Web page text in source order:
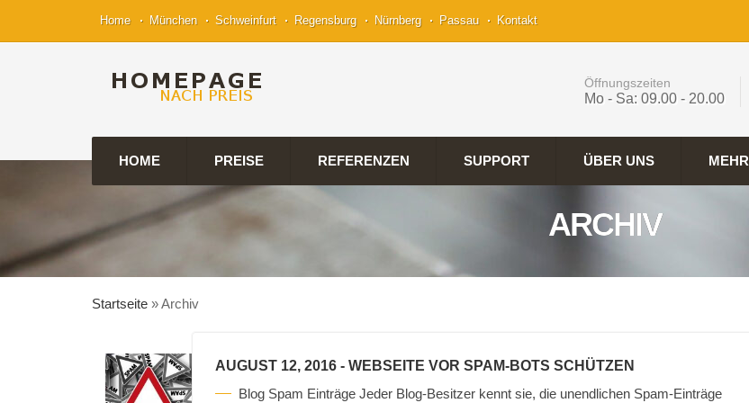
Home München Schweinfurt Regensburg Nürnberg Passau Kontakt
Öffnungszeiten
Mo - Sa: 09.00 - 20.00
HOME PREISE REFERENZEN SUPPORT ÜBER UNS MEHR
ARCHIV
Startseite »Archiv
AUGUST 12, 2016 - WEBSEITE VOR SPAM-BOTS SCHÜTZEN
Blog Spam Einträge Jeder Blog-Besitzer kennt sie, die unendlichen Spam-Einträge